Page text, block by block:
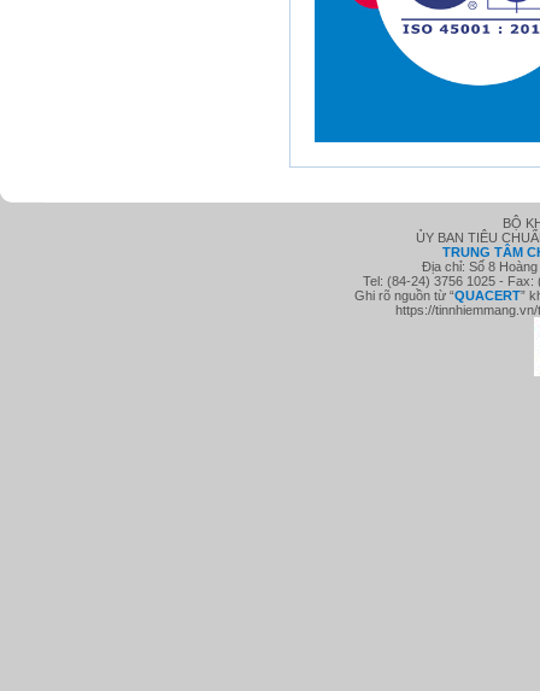
BỘ
ỦY BAN TIÊU
TRUNG TÂM
Địa chỉ: Số 8
Tel: (84-24) 3756 1025 -
Ghi rõ nguồn từ “QUACERT”
https://